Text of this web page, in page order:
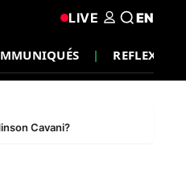
REFLEXION
LIVE EN
Cavani?